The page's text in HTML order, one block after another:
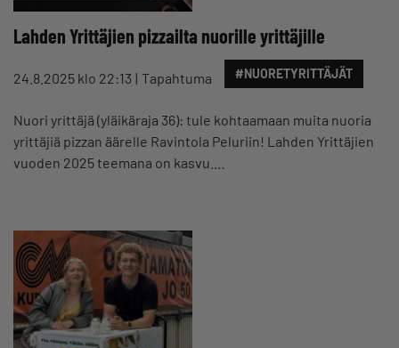
Lahden Yrittäjien pizzailta nuorille yrittäjille
24.8.2025 klo 22:13 Tapahtuma #NUORETYRITTÄJÄT
Nuori yrittäjä (yläikäraja 36): tule kohtaamaan muita nuoria
yrittäjiä pizzan äärelle Ravintola Peluriin! Lahden Yrittäjien
vuoden 2025 teemana on kasvu.…